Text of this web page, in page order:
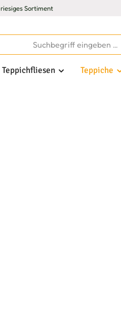
riesiges Sortiment
Teppichfliesen Teppiche